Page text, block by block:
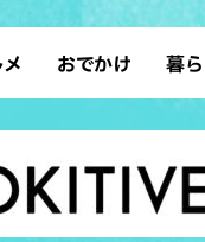
ン 沖
ウト カ
和食・
おでかけ
デート
散歩
暮
レ
ファッ
沖